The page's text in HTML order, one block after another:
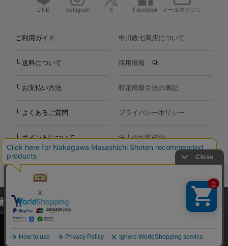
LINE Instagram X Facebook メールマガジン
ご利用ガイド
└ 送料について
└ お支払い方法
└ よくあるご質問
└ ポイントについて
お問い合わせ
中川政七商店について
採用情報
特定商取引法の表記
プライバシーポリシー
法人のお客様の
お問い合わせ
Copyright©2000-2026
Nakagawa Masashichi Shoten All Rights Reserved.
当サイトでは、当サイト内における閲覧履歴・属性情報などの取得およ
び利便性向上のためにクッキー（Cookie）を使用いたします。詳細に
関しては「プライバシーポリシー
承諾する